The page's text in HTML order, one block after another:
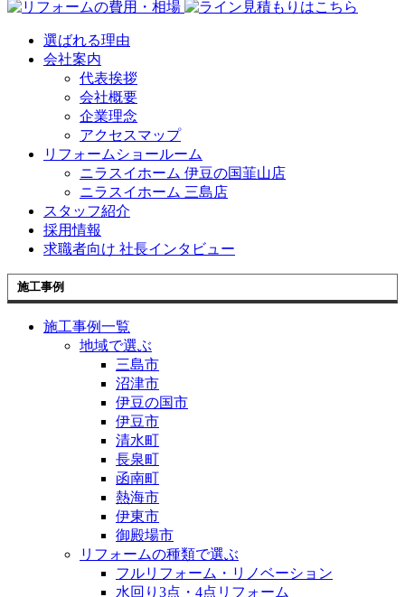
選ばれる理由
会社案内
代表挨拶
会社概要
企業理念
アクセスマップ
リフォームショールーム
ニラスイホーム 伊豆の国韮山店
ニラスイホーム 三島店
スタッフ紹介
採用情報
求職者向け 社長インタビュー
施工事例
施工事例一覧
地域で選ぶ
三島市
沼津市
伊豆の国市
伊豆市
清水町
長泉町
函南町
熱海市
伊東市
御殿場市
リフォームの種類で選ぶ
フルリフォーム・リノベーション
水回り3点・4点リフォーム